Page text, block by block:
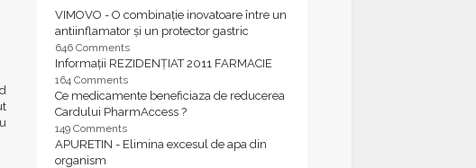
VIMOVO - O combinație inovatoare între un
antiinflamator și un protector gastric
646 Comments
Informații REZIDENȚIAT 2011 FARMACIE
164 Comments
Ce medicamente beneficiaza de reducerea
Cardului PharmAccess ?
149 Comments
APURETIN - Elimina excesul de apa din
organism